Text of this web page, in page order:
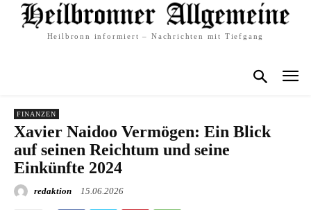
Heilbronn informiert – Nachrichten mit Tiefgang
FINANZEN
Xavier Naidoo Vermögen: Ein Blick
auf seinen Reichtum und seine
Einkünfte 2024
redaktion 15.06.2026